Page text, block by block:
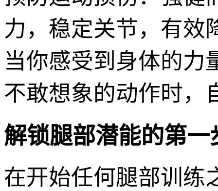
力，稳定关节，有效
当你感受到身体的力
不敢想象的动作时，
解锁腿部潜能的第
在开始任何腿部训练